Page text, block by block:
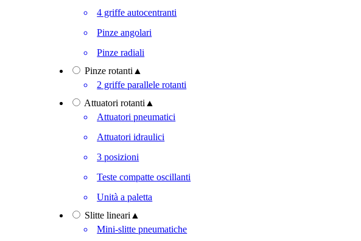
4 griffe autocentranti
Pinze angolari
Pinze radiali
Pinze rotanti ▲
2 griffe parallele rotanti
Attuatori rotanti ▲
Attuatori pneumatici
Attuatori idraulici
3 posizioni
Teste compatte oscillanti
Unità a paletta
Slitte lineari ▲
Mini-slitte pneumatiche